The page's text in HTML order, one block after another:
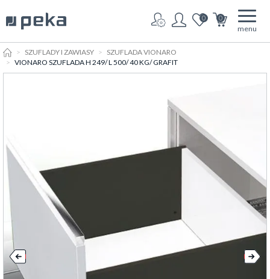
0 0
menu
HOMESZUFLADY I ZAWIASY
SZUFLADA VIONARO
VIONARO SZUFLADA H 249/ L 500/ 40 KG/ GRAFIT